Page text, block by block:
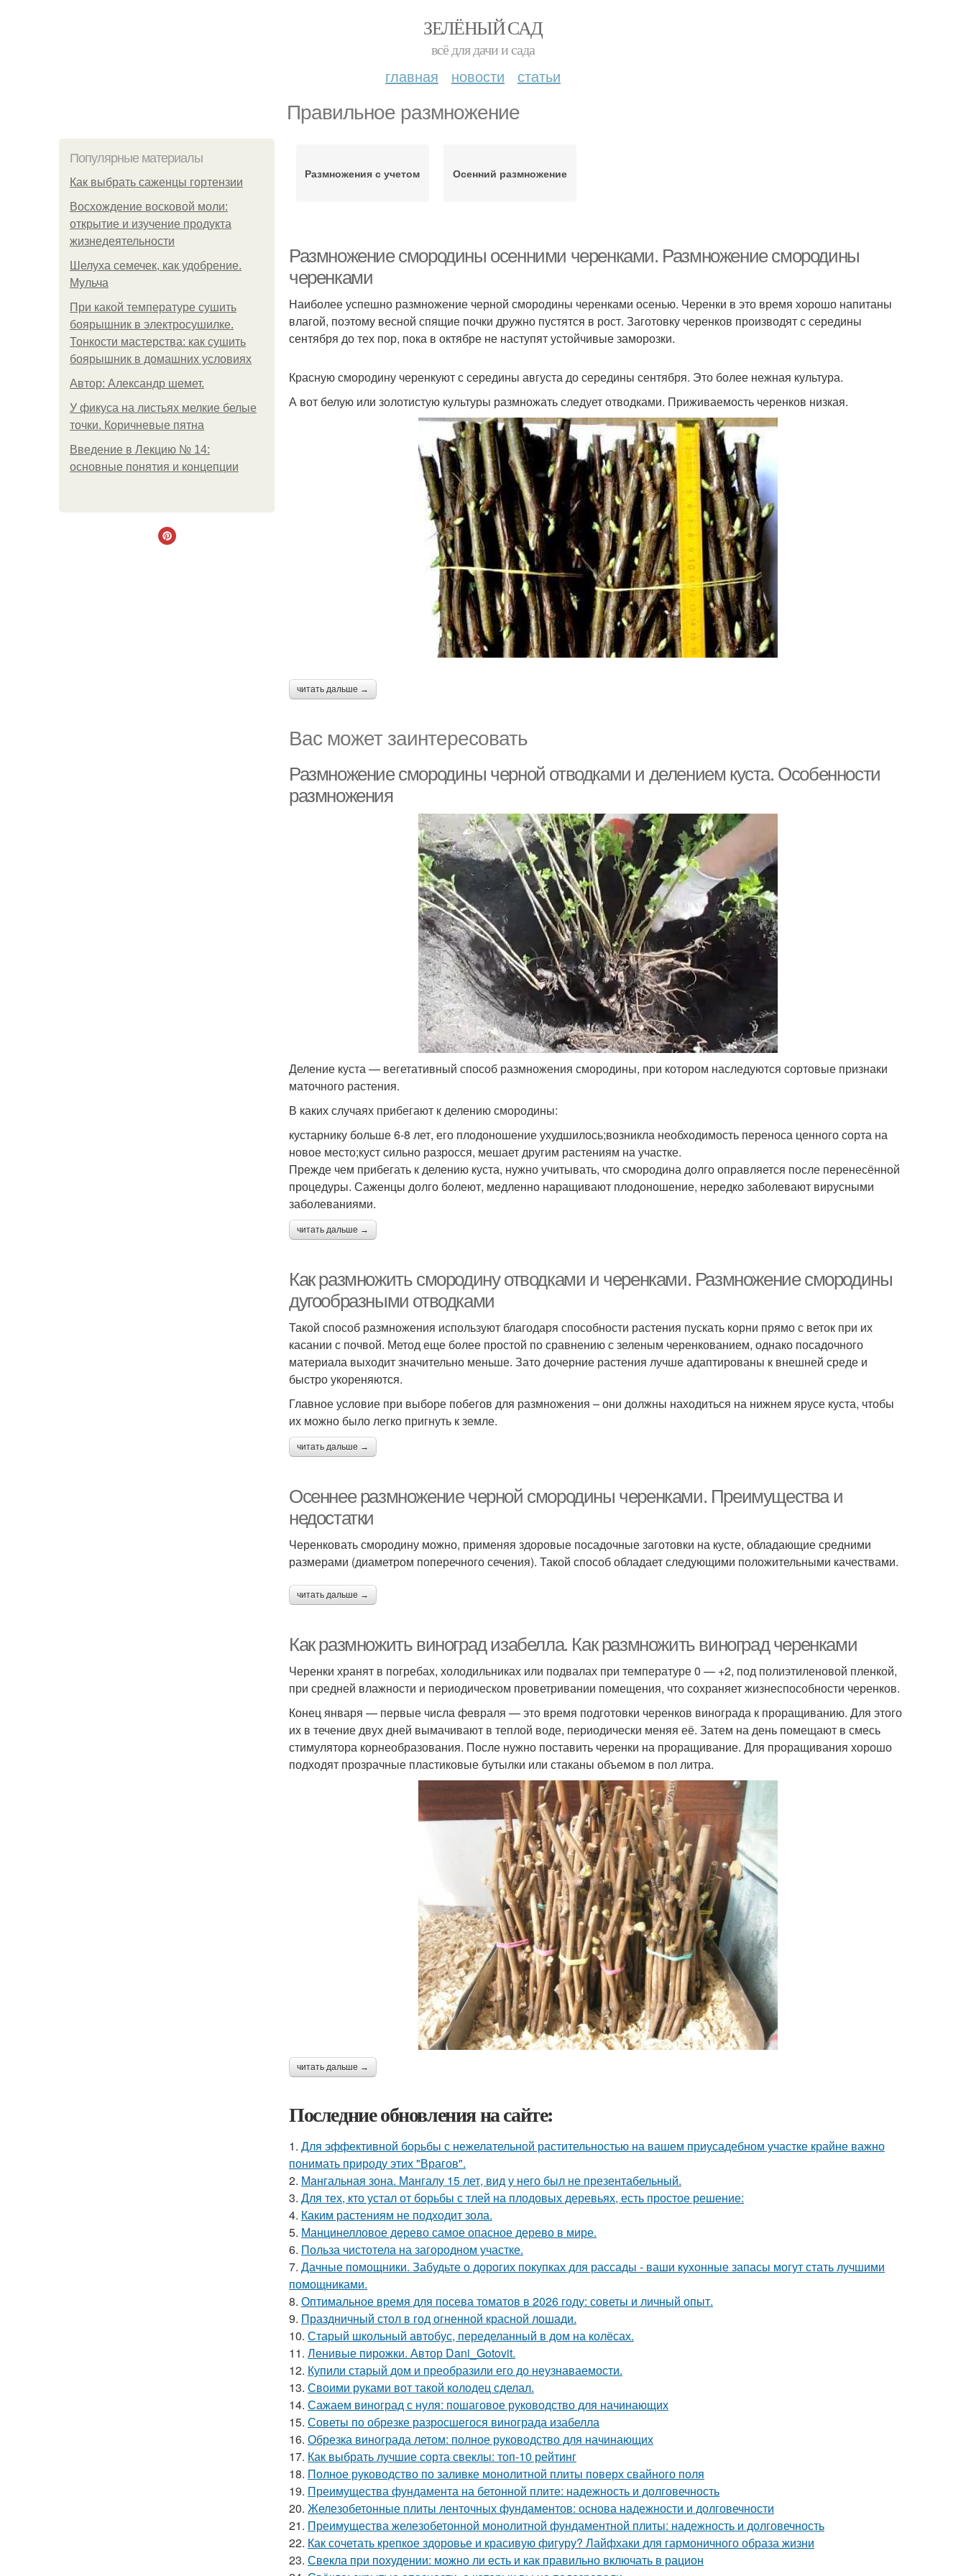
ЗЕЛЁНЫЙ САД
всё для дачи и сада
главная новости статьи
Правильное размножение
Популярные материалы
Как выбрать саженцы гортензии
Восхождение восковой моли:
открытие и изучение продукта
жизнедеятельности
Шелуха семечек, как удобрение.
Мульча
При какой температуре сушить
боярышник в электросушилке.
Тонкости мастерства: как сушить
боярышник в домашних условиях
Автор: Александр шемет.
У фикуса на листьях мелкие белые
точки. Коричневые пятна
Введение в Лекцию № 14:
основные понятия и концепции
Размножения с учетом Осенний размножение
Размножение смородины осенними черенками. Размножение смородины
черенками
Наиболее успешно размножение черной смородины черенками осенью. Черенки в это время хорошо напитаны
влагой, поэтому весной спящие почки дружно пустятся в рост. Заготовку черенков производят с середины
сентября до тех пор, пока в октябре не наступят устойчивые заморозки.
Красную смородину черенкуют с середины августа до середины сентября. Это более нежная культура.
А вот белую или золотистую культуры размножать следует отводками. Приживаемость черенков низкая.
читать дальше →
Вас может заинтересовать
Размножение смородины черной отводками и делением куста. Особенности
размножения
Деление куста — вегетативный способ размножения смородины, при котором наследуются сортовые признаки
маточного растения.
В каких случаях прибегают к делению смородины:
кустарнику больше 6-8 лет, его плодоношение ухудшилось;возникла необходимость переноса ценного сорта на
новое место;куст сильно разросся, мешает другим растениям на участке.
Прежде чем прибегать к делению куста, нужно учитывать, что смородина долго оправляется после перенесённой
процедуры. Саженцы долго болеют, медленно наращивают плодоношение, нередко заболевают вирусными
заболеваниями.
читать дальше →
Как размножить смородину отводками и черенками. Размножение смородины
дугообразными отводками
Такой способ размножения используют благодаря способности растения пускать корни прямо с веток при их
касании с почвой. Метод еще более простой по сравнению с зеленым черенкованием, однако посадочного
материала выходит значительно меньше. Зато дочерние растения лучше адаптированы к внешней среде и
быстро укореняются.
Главное условие при выборе побегов для размножения – они должны находиться на нижнем ярусе куста, чтобы
их можно было легко пригнуть к земле.
читать дальше →
Осеннее размножение черной смородины черенками. Преимущества и
недостатки
Черенковать смородину можно, применяя здоровые посадочные заготовки на кусте, обладающие средними
размерами (диаметром поперечного сечения). Такой способ обладает следующими положительными качествами.
читать дальше →
Как размножить виноград изабелла. Как размножить виноград черенками
Черенки хранят в погребах, холодильниках или подвалах при температуре 0 — +2, под полиэтиленовой пленкой,
при средней влажности и периодическом проветривании помещения, что сохраняет жизнеспособности черенков.
Конец января — первые числа февраля — это время подготовки черенков винограда к проращиванию. Для этого
их в течение двух дней вымачивают в теплой воде, периодически меняя её. Затем на день помещают в смесь
стимулятора корнеобразования. После нужно поставить черенки на проращивание. Для проращивания хорошо
подходят прозрачные пластиковые бутылки или стаканы объемом в пол литра.
читать дальше →
Последние обновления на сайте:
1. Для эффективной борьбы с нежелательной растительностью на вашем приусадебном участке крайне важно
понимать природу этих "Врагов".
2. Мангальная зона. Мангалу 15 лет, вид у него был не презентабельный.
3. Для тех, кто устал от борьбы с тлей на плодовых деревьях, есть простое решение:
4. Каким растениям не подходит зола.
5. Манцинелловое дерево самое опасное дерево в мире.
6. Польза чистотела на загородном участке.
7. Дачные помощники. Забудьте о дорогих покупках для рассады - ваши кухонные запасы могут стать лучшими
помощниками.
8. Оптимальное время для посева томатов в 2026 году: советы и личный опыт.
9. Праздничный стол в год огненной красной лошади.
10. Старый школьный автобус, переделанный в дом на колёсах.
11. Ленивые пирожки. Автор Dani_Gotovit.
12. Купили старый дом и преобразили его до неузнаваемости.
13. Своими руками вот такой колодец сделал.
14. Сажаем виноград с нуля: пошаговое руководство для начинающих
15. Советы по обрезке разросшегося винограда изабелла
16. Обрезка винограда летом: полное руководство для начинающих
17. Как выбрать лучшие сорта свеклы: топ-10 рейтинг
18. Полное руководство по заливке монолитной плиты поверх свайного поля
19. Преимущества фундамента на бетонной плите: надежность и долговечность
20. Железобетонные плиты ленточных фундаментов: основа надежности и долговечности
21. Преимущества железобетонной монолитной фундаментной плиты: надежность и долговечность
22. Как сочетать крепкое здоровье и красивую фигуру? Лайфхаки для гармоничного образа жизни
23. Свекла при похудении: можно ли есть и как правильно включать в рацион